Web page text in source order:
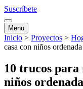
Suscríbete
Menu
Inicio > Proyectos >
casa con niños ordenada
10 trucos para
niños ordenada